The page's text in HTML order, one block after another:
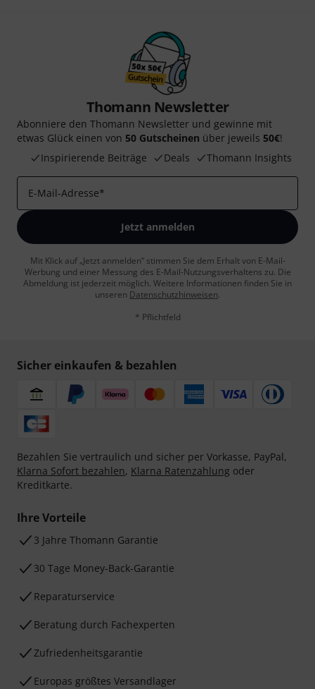
Thomann Newsletter
Abonniere den Thomann Newsletter und gewinne mit
etwas Glück einen von 50 Gutscheinen über jeweils 50€!
Inspirierende Beiträge
Deals Thomann Insights
E-Mail-Adresse*
Jetzt anmelden
Mit Klick auf „Jetzt anmelden“ stimmen Sie dem Erhalt von E-Mail-
Werbung und einer Messung des E-Mail-Nutzungsverhaltens zu. Die
Abmeldung ist jederzeit möglich. Weitere Informationen finden Sie in
unseren Datenschutzhinweisen.
* Pflichtfeld
Sicher einkaufen & bezahlen
Bezahlen Sie vertraulich und sicher per Vorkasse, PayPal,
Klarna Sofort bezahlen, Klarna Ratenzahlung oder
Kreditkarte.
Ihre Vorteile
3 Jahre Thomann Garantie
30 Tage Money-Back-Garantie
Reparaturservice
Beratung durch Fachexperten
Zufriedenheitsgarantie
Europas größtes Versandlager